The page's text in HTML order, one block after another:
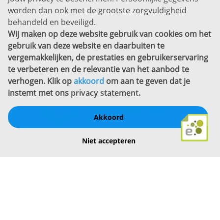
Copyright
Bekijk ook eens
worden dan ook met de grootste zorgvuldigheid
behandeld en beveiligd.
Wij maken op deze website gebruik van cookies om het
gebruik van deze website en daarbuiten te
vergemakkelijken, de prestaties en gebruikerservaring
te verbeteren en de relevantie van het aanbod te
verhogen. Klik opakkoord om aan te geven dat je
instemt met ons privacy statement.
Akkoord
Niet accepteren